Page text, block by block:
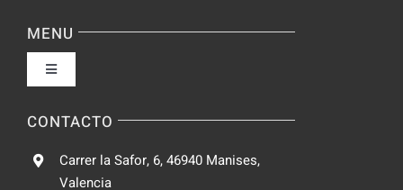
Política de privacidad
Condiciones de uso
MENU
Toggle
Fabrica
CONTACTO
Carrer la Safor, 6, 46940 Manises,
Valencia